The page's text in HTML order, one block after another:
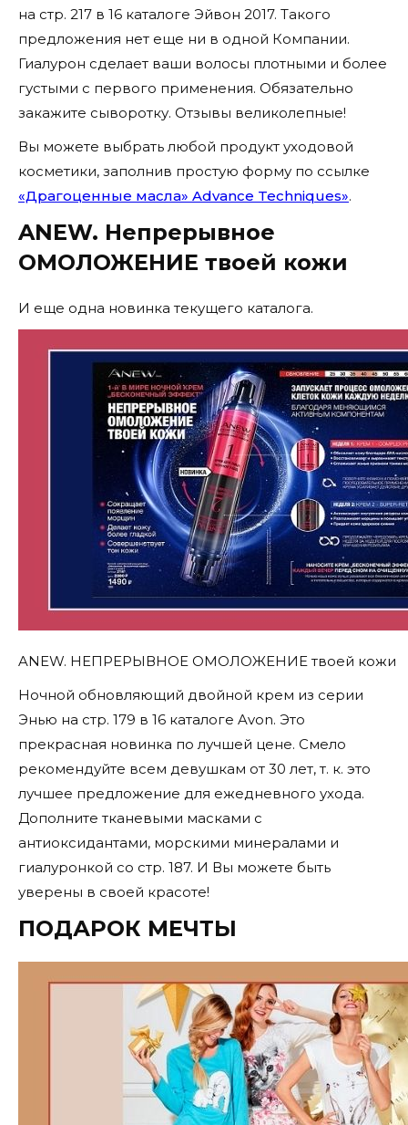
на стр. 217 в 16 каталоге Эйвон 2017. Такого
предложения нет еще ни в одной Компании.
Гиалурон сделает ваши волосы плотными и более
густыми с первого применения. Обязательно
закажите сыворотку. Отзывы великолепные!
Вы можете выбрать любой продукт уходовой
косметики, заполнив простую форму по ссылке
«Драгоценные масла» Advance Techniques».
ANEW. Непрерывное
ОМОЛОЖЕНИЕ твоей кожи
И еще одна новинка текущего каталога.
ANEW. НЕПРЕРЫВНОЕ ОМОЛОЖЕНИЕ твоей кожи
Ночной обновляющий двойной крем из серии
Энью на стр. 179 в 16 каталоге Avon. Это
прекрасная новинка по лучшей цене. Смело
рекомендуйте всем девушкам от 30 лет, т. к. это
лучшее предложение для ежедневного ухода.
Дополните тканевыми масками с
антиоксидантами, морскими минералами и
гиалуронкой со стр. 187. И Вы можете быть
уверены в своей красоте!
ПОДАРОК МЕЧТЫ